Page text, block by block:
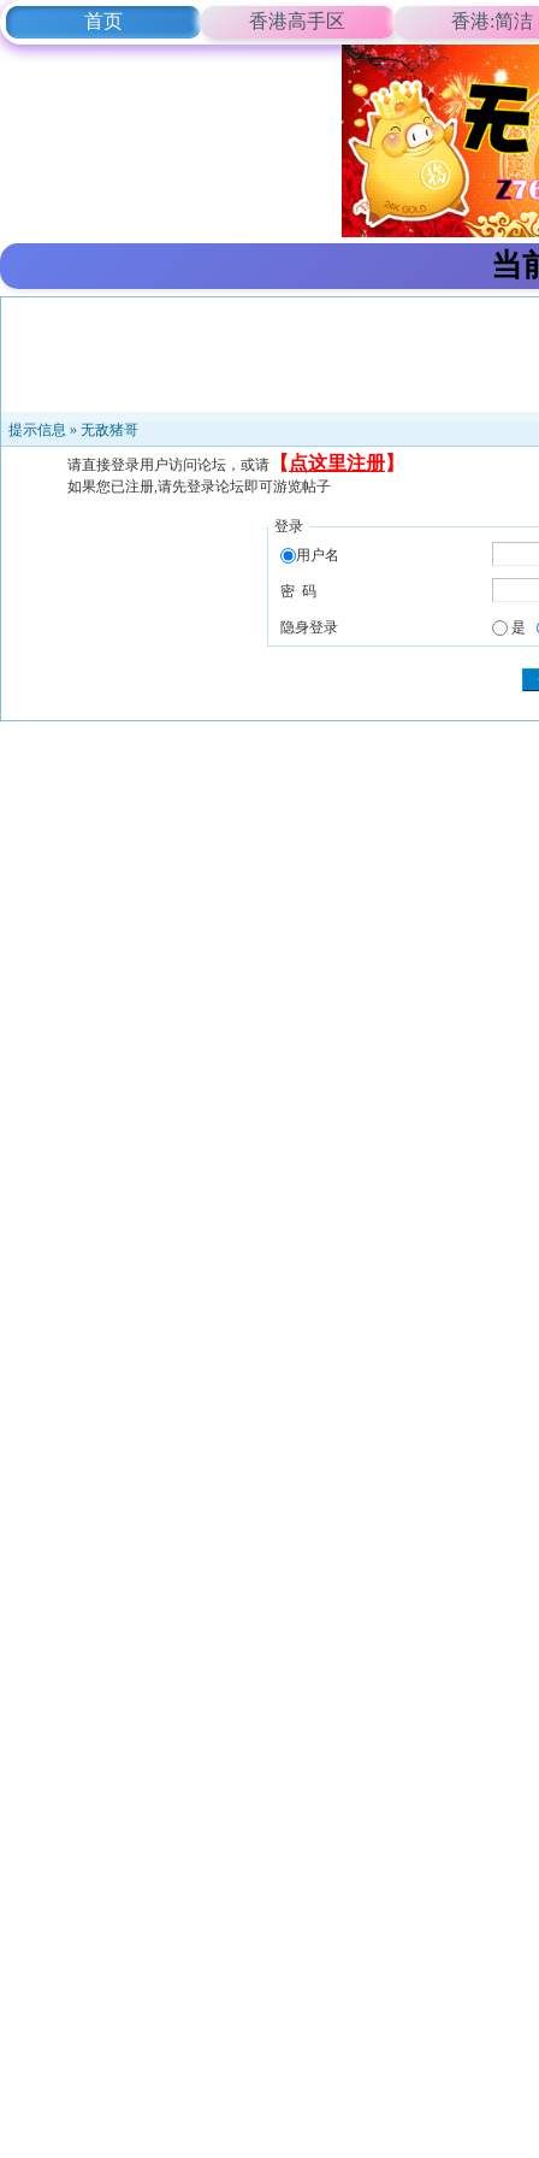
首页 香港高手区 香港:简洁
当
提示信息 » 无敌猪哥
请直接登录用户访问论坛，或请 【 点这里注册】
如果您已注册,请先登录论坛即可游览帖子
登录
用户名
密 码
隐身登录 是